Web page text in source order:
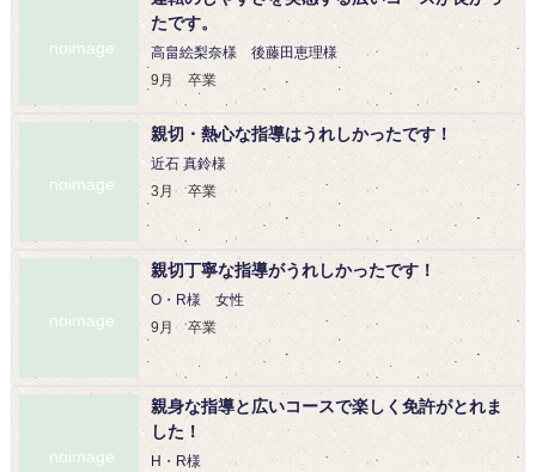
noimage
たです。
高畠絵梨奈様 後藤田恵理様
9月 卒業
noimage
親切・熱心な指導はうれしかったです！
近石 真鈴様
3月 卒業
noimage
親切丁寧な指導がうれしかったです！
O・R様 女性
9月 卒業
noimage
親身な指導と広いコースで楽しく免許がとれま
した！
H・R様